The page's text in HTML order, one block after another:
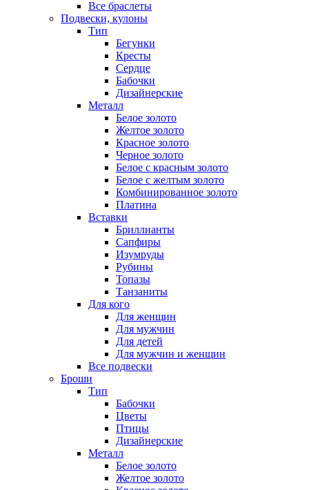
Все браслеты
Подвески, кулоны
Тип
Бегунки
Кресты
Сердце
Бабочки
Дизайнерские
Металл
Белое золото
Желтое золото
Красное золото
Черное золото
Белое с красным золото
Белое с желтым золото
Комбинированное золото
Платина
Вставки
Бриллианты
Сапфиры
Изумруды
Рубины
Топазы
Танзаниты
Для кого
Для женщин
Для мужчин
Для детей
Для мужчин и женщин
Все подвески
Броши
Тип
Бабочки
Цветы
Птицы
Дизайнерские
Металл
Белое золото
Желтое золото